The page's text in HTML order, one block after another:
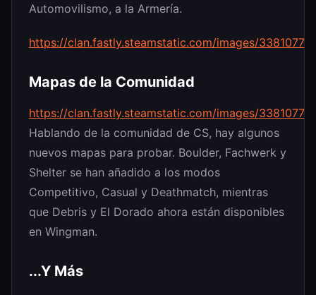
Automovilismo, a la Armería.
https://clan.fastly.steamstatic.com/images/
Mapas de la Comunidad
https://clan.fastly.steamstatic.com/images/
Hablando de la comunidad de CS, hay algunos
nuevos mapas para probar. Boulder, Fachwerk y
Shelter se han añadido a los modos
Competitivo, Casual y Deathmatch, mientras
que Debris y El Dorado ahora están disponibles
en Wingman.
...Y Más